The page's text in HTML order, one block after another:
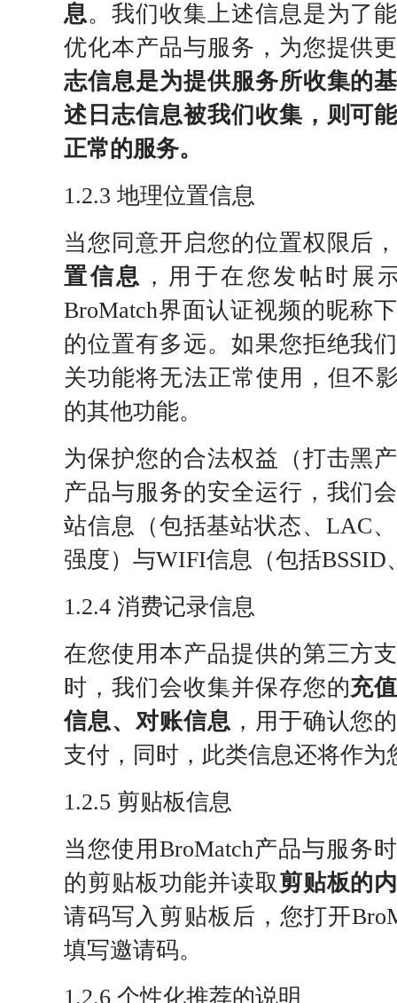
息。我们收集上述信息是为了
优化本产品与服务，为您提供
志信息是为提供服务所收集的
述日志信息被我们收集，则可
正常的服务。
1.2.3 地理位置信息
当您同意开启您的位置权限后
置信息 ，用于在您发帖时展
BroMatch界面认证视频的昵称
的位置有多远。如果您拒绝我
关功能将无法正常使用，但不
的其他功能。
为保护您的合法权益（打击黑
产品与服务的安全运行，我们
站信息（包括基站状态、LAC
强度）与WIFI信息（包括BSSID
1.2.4 消费记录信息
在您使用本产品提供的第三方
时，我们会收集并保存您的充
信息、对账信息 ，用于确认您
支付，同时，此类信息还将作为
1.2.5 剪贴板信息
当您使用BroMatch产品与服务
的剪贴板功能并读取剪贴板的
请码写入剪贴板后，您打开
填写邀请码。
1.2.6 个性化推荐的说明